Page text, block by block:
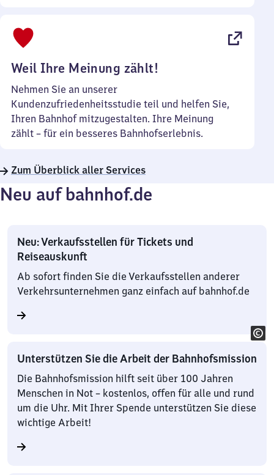
Weil Ihre Meinung zählt!
Nehmen Sie an unserer
Kundenzufriedenheitsstudie teil und helfen Sie,
Ihren Bahnhof mitzugestalten. Ihre Meinung
zählt – für ein besseres Bahnhofserlebnis.
Zum Überblick aller Services
Neu auf bahnhof.de
Neu: Verkaufsstellen für Tickets und
Reiseauskunft
Ab sofort finden Sie die Verkaufsstellen anderer
Verkehrsunternehmen ganz einfach auf bahnhof.de
Unterstützen Sie die Arbeit der Bahnhofsmission
Die Bahnhofsmission hilft seit über 100 Jahren
Menschen in Not – kostenlos, offen für alle und rund
um die Uhr. Mit Ihrer Spende unterstützen Sie diese
wichtige Arbeit!